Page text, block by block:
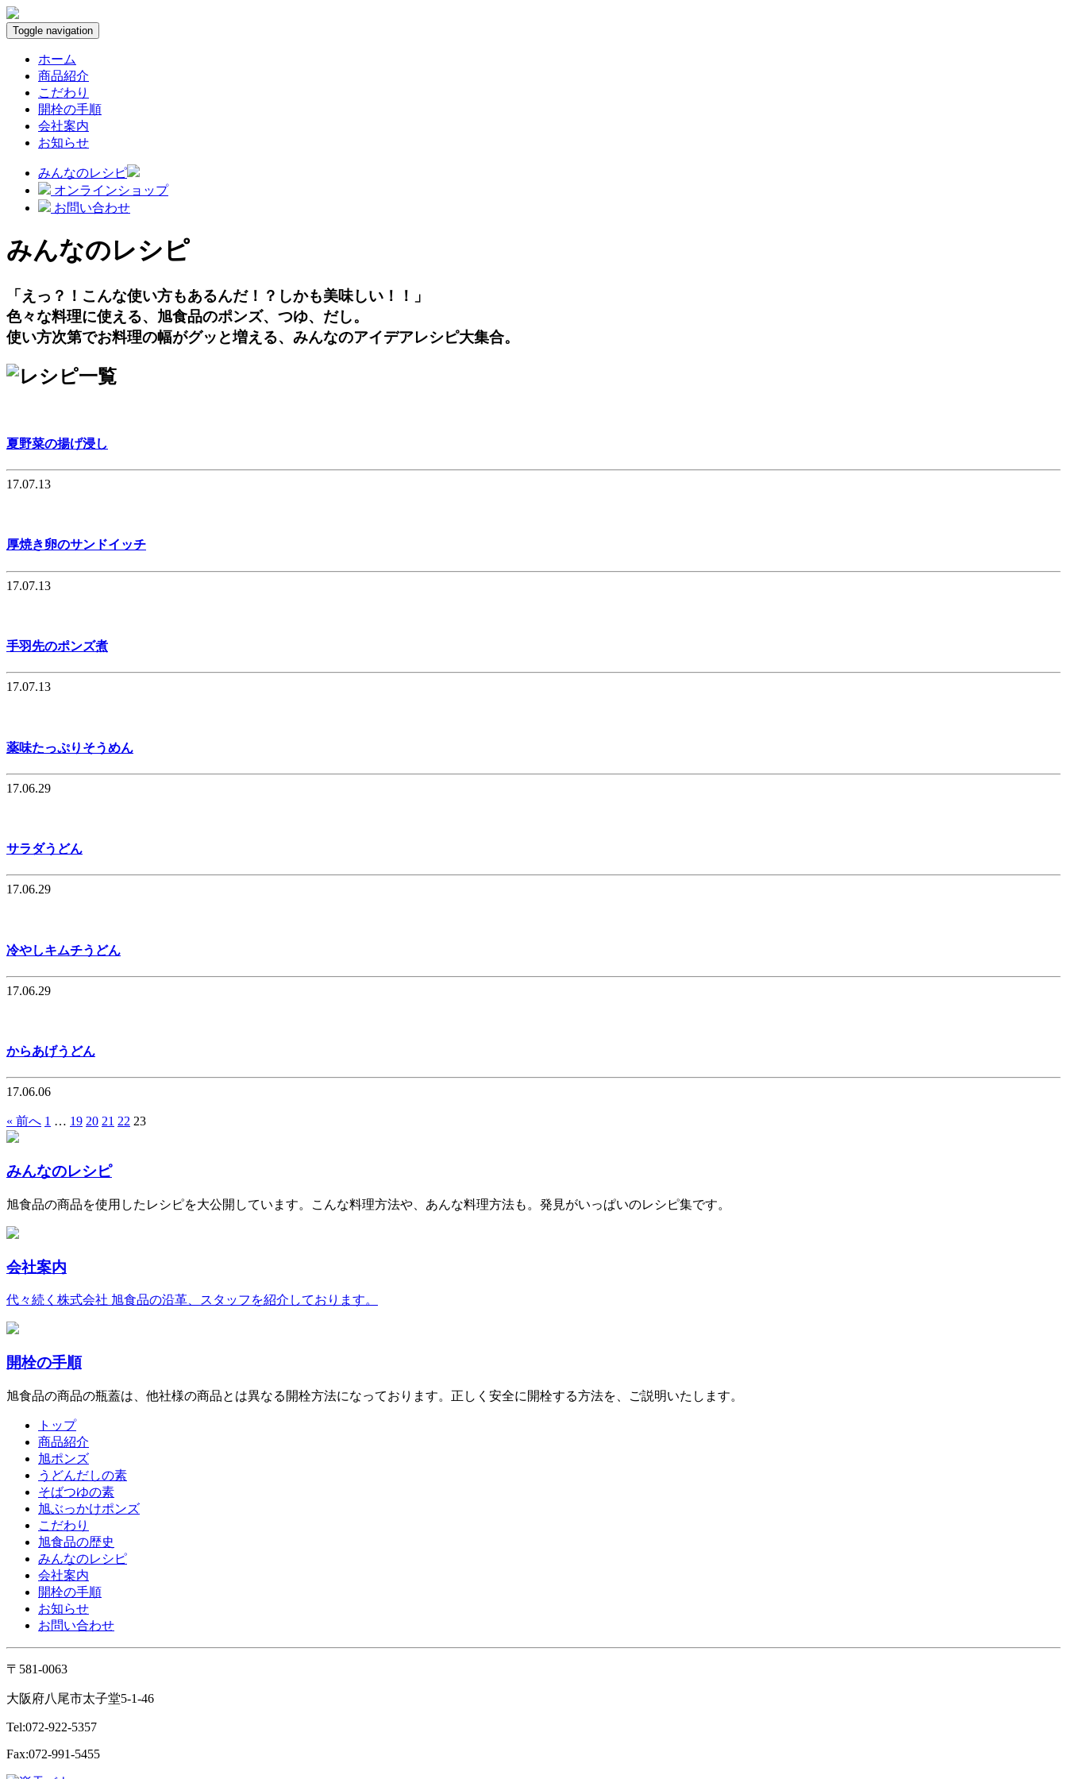
Toggle navigation
ホーム
商品紹介
こだわり
開栓の手順
会社案内
お知らせ
みんなのレシピ
オンラインショップ
お問い合わせ
みんなのレシピ
「えっ？！こんな使い方もあるんだ！？しかも美味しい！！」
色々な料理に使える、旭食品のポンズ、つゆ、だし。
使い方次第でお料理の幅がグッと増える、みんなのアイデアレシピ大集合。
夏野菜の揚げ浸し
17.07.13
厚焼き卵のサンドイッチ
17.07.13
手羽先のポンズ煮
17.07.13
薬味たっぷりそうめん
17.06.29
サラダうどん
17.06.29
冷やしキムチうどん
17.06.29
からあげうどん
17.06.06
« 前へ 1 … 19 20 21 22 23
みんなのレシピ
旭食品の商品を使用したレシピを大公開しています。こんな料理方法や、あんな料理方法も。発見がいっぱいのレシピ集です。
会社案内
代々続く株式会社 旭食品の沿革、スタッフを紹介しております。
開栓の手順
旭食品の商品の瓶蓋は、他社様の商品とは異なる開栓方法になっております。正しく安全に開栓する方法を、ご説明いたします。
トップ
商品紹介
旭ポンズ
うどんだしの素
そばつゆの素
旭ぶっかけポンズ
こだわり
旭食品の歴史
みんなのレシピ
会社案内
開栓の手順
お知らせ
お問い合わせ
〒581-0063
大阪府八尾市太子堂5-1-46
Tel:072-922-5357
Fax:072-991-5455